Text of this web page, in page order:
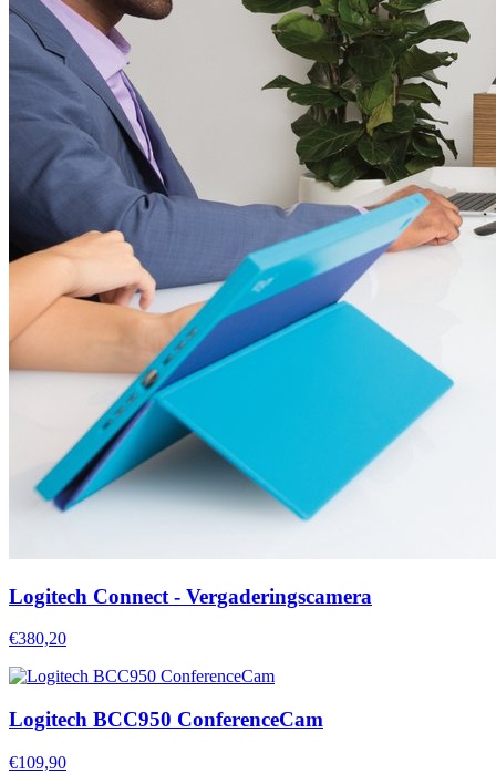
Logitech Connect - Vergaderingscamera
€380,20
Logitech BCC950 ConferenceCam
€109,90